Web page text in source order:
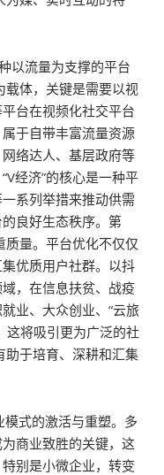
以流量为支撑的平台
载体，关键是需要以视
台在视频化社交平台
于自带丰富流量资源
络达人、基层政府等
经济”的核心是一种平
系列举措来推动供需
良好生态秩序。第
质量。平台优化不仅仅
优质用户社群。以抖
，在信息扶贫、战疫
业、大众创业、“云旅
这将吸引更为广泛的社
助于培育、深耕和汇集
模式的激活与重塑。多
商业致胜的关键，这
别是小微企业，转变